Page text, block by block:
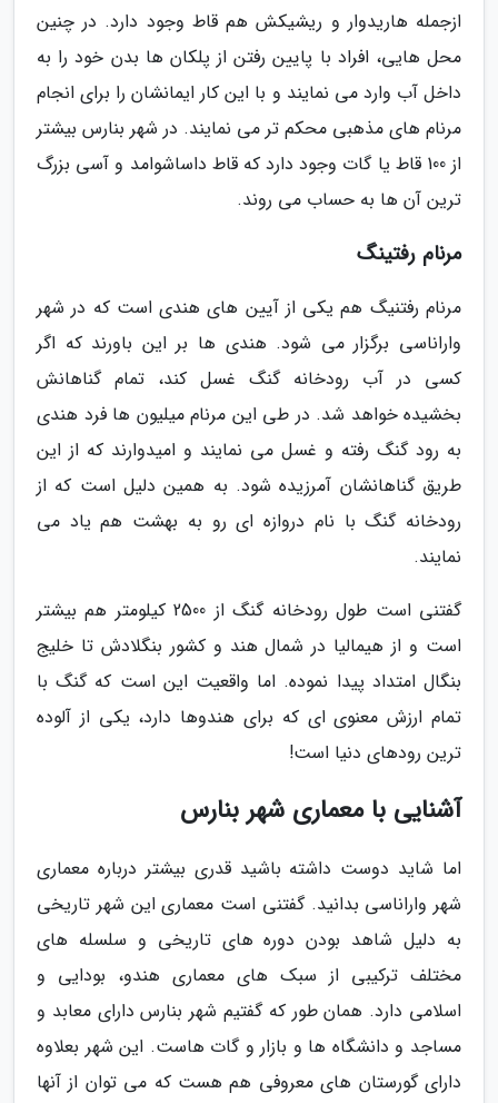
ازجمله هاریدوار و ریشیکش هم قاط وجود دارد. در چنین
محل هایی، افراد با پایین رفتن از پلکان ها بدن خود را به
داخل آب وارد می نمایند و با این کار ایمانشان را برای انجام
مرنام های مذهبی محکم تر می نمایند. در شهر بنارس بیشتر
از 100 قاط یا گات وجود دارد که قاط داساشوامد و آسی بزرگ
ترین آن ها به حساب می روند.
مرنام رفتینگ
مرنام رفتنیگ هم یکی از آیین های هندی است که در شهر
واراناسی برگزار می شود. هندی ها بر این باورند که اگر
کسی در آب رودخانه گنگ غسل کند، تمام گناهانش
بخشیده خواهد شد. در طی این مرنام میلیون ها فرد هندی
به رود گنگ رفته و غسل می نمایند و امیدوارند که از این
طریق گناهانشان آمرزیده شود. به همین دلیل است که از
رودخانه گنگ با نام دروازه ای رو به بهشت هم یاد می
نمایند.
گفتنی است طول رودخانه گنگ از 2500 کیلومتر هم بیشتر
است و از هیمالیا در شمال هند و کشور بنگلادش تا خلیج
بنگال امتداد پیدا نموده. اما واقعیت این است که گنگ با
تمام ارزش معنوی ای که برای هندوها دارد، یکی از آلوده
ترین رودهای دنیا است!
آشنایی با معماری شهر بنارس
اما شاید دوست داشته باشید قدری بیشتر درباره معماری
شهر واراناسی بدانید. گفتنی است معماری این شهر تاریخی
به دلیل شاهد بودن دوره های تاریخی و سلسله های
مختلف ترکیبی از سبک های معماری هندو، بودایی و
اسلامی دارد. همان طور که گفتیم شهر بنارس دارای معابد و
مساجد و دانشگاه ها و بازار و گات هاست. این شهر بعلاوه
دارای گورستان های معروفی هم هست که می توان از آنها